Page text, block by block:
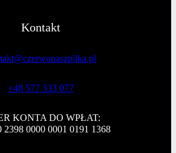
Kontakt
+48 577 333 077
KONTA DO WPŁAT:
2398 0000 0001 0191 1368